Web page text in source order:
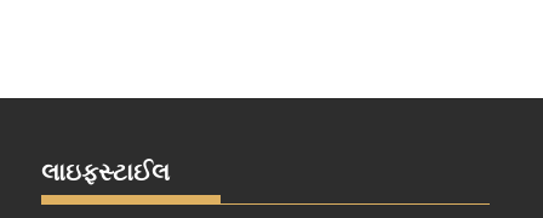
લાઇફસ્ટાઈલ